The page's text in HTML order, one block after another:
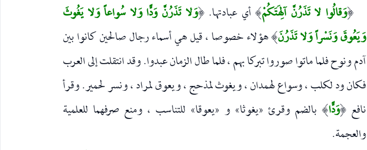
(وَقالُوا لا تَذَرُنَّ آلِهَتَكُمْ)أي عبادتها. (وَلا تَذَرُنَّ وَدًّا وَلا سُواعاً وَلا يَغُوثَ
وَيَعُوقَ وَنَسْراً وَلا تَذَرُنَ)هؤلاء خصوصا ، قيل هي أسماء رجال صالحين كانوا بين
آدم ونوح فلما ماتوا صوروا تبركا بهم ، فلما طال الزمان عبدوا. وقد انتقلت إلى العرب
فكان ود لكلب ، وسواع لهمدان ، ويغوث لمذحج ، ويعوق لمراد ، ونسر لحمير. وقرأ
نافع (وَدًّا) بالضم وقرئ «يغوثا» و «يعوقا» للتناسب ، ومنع صرفهما للعلمية
والعجمة.